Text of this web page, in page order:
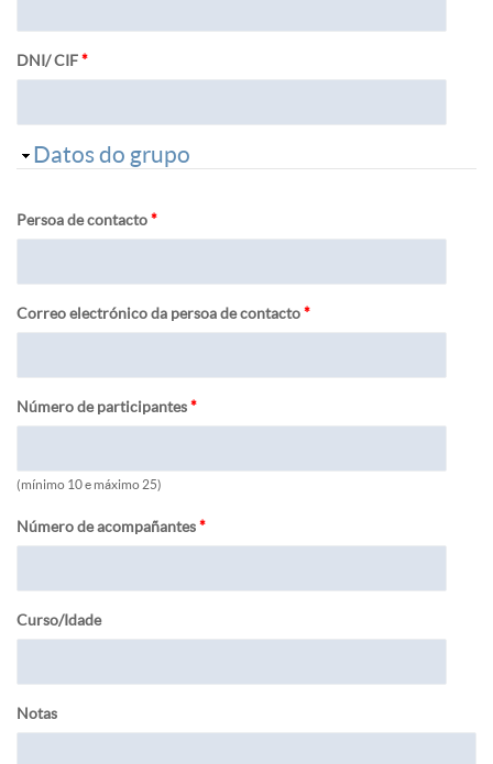
DNI/ CIF*
Ocultar
Datos do grupo
Persoa de contacto*
Correo electrónico da persoa de contacto*
Número de participantes*
(mínimo 10 e máximo 25)
Número de acompañantes*
Curso/Idade
Notas